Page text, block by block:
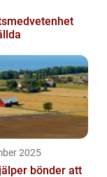
2025
bönder att